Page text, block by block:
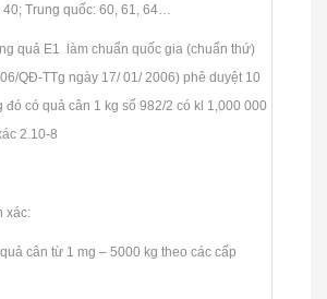
40; Trung quốc: 60, 61, 64…
quả E1 làm chuẩn quốc gia (chuẩn thứ)
QĐ-TTg ngày 17/ 01/ 2006) phê duyệt 10
đó có quả cân 1 kg số 982/2 có kl 1,000 000
2.10-8
xác:
cân từ 1 mg – 5000 kg theo các cấp